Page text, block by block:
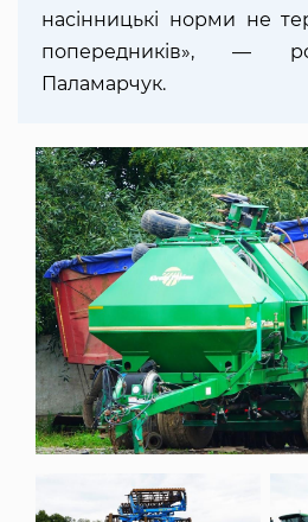
насінницькі норми не
попередників», —
Паламарчук.